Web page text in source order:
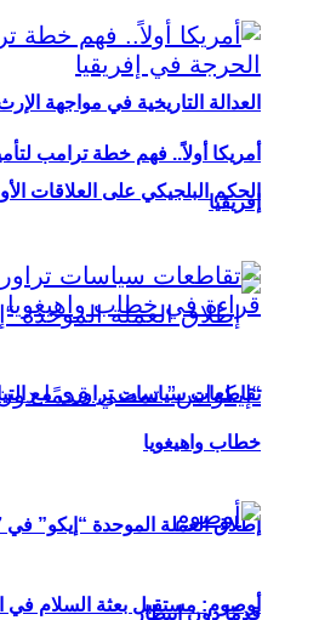
العدالة التاريخية في مواجهة
الحكم البلجيكي على العلاقات
قدمًا دون انتظار
أمريكا أولاً.. فهم خطة ترامب
إفريقيا
تقاطعات سياسات تراوري مع
خطاب واهيغويا
أوصوم: مستقبل بعثة السلام في